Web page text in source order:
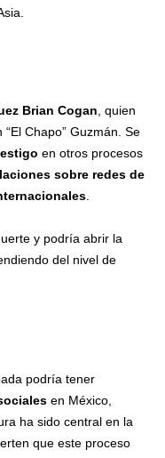
Brian Cogan, quien
Chapo” Guzmán. Se
en otros procesos
sobre redes de
.
y podría abrir la
del nivel de
podría tener
en México,
ha sido central en la
que este proceso